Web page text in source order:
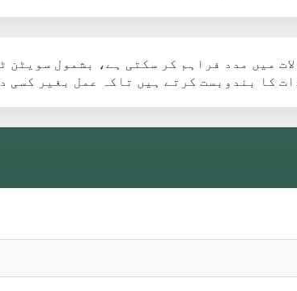
میں مدد فراہم کر سکتی ہے، بشمول سویٹن